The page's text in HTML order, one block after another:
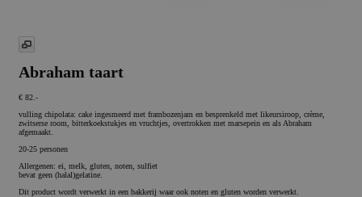
Abraham taart
€ 82.-
vulling chipolata: cake ingesmeerd met frambozenjam en besprenkeld met likeursiroop, crème,
zwitserse room, bitterkoekstukjes en vruchtjes, overtrokken met marsepein en als Abraham
afgemaakt.
20-25 personen
Allergenen: ei, melk, gluten, noten, sulfiet
bevat geen (halal)gelatine.
Dit product wordt verwerkt in een bakkerij waar ook noten en gluten worden verwerkt.